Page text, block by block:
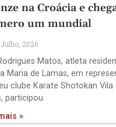
na Croácia e
um mundial
Julho, 2026
Matos, atleta
Maria de Lamas, em
clube Karate Shotokan Vila
participou
»